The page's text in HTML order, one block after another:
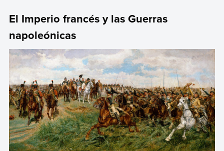
El Imperio francés y las Guerras
napoleónicas